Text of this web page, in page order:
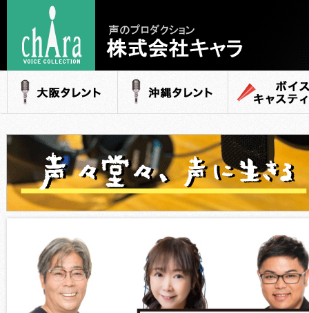
声のプロダクション
- 株式会社キャラ
大阪タレント 沖縄タレント ボイスキャステ